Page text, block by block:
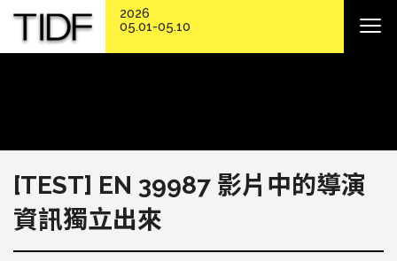
[TEST] EN 39987 影片中的導演
資訊獨立出來
2026
05.01-05.10